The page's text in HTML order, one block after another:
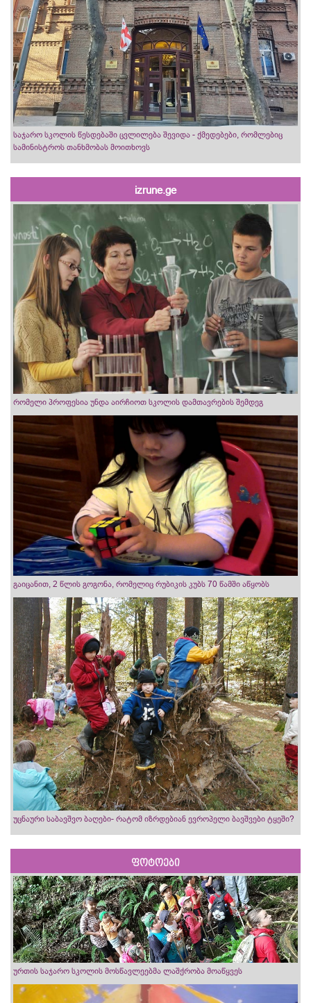
საჯარო სკოლის წესდებაში ცვლილება შევიდა - ქმედებები, რომლებიც
სამინისტროს თანხმობას მოითხოვს
izrune.ge
რომელი პროფესია უნდა აირჩიოთ სკოლის დამთავრების შემდეგ
გაიცანით, 2 წლის გოგონა, რომელიც რუბიკის კუბს 70 წამში აწყობს
უცნაური საბავშვო ბაღები- რატომ იზრდებიან ევროპელი ბავშვები ტყეში?
ფოტოები
ურთის საჯარო სკოლის მოსწავლეებმა ლაშქრობა მოაწყვეს